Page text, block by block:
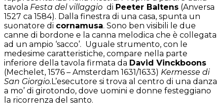
tavola Festa del villaggio di Peeter Baltens (Anversa
1527 ca 1584). Dalla finestra di una casa, spunta un
suonatore di cornamusa. Sono ben visibili le due
canne di bordone e la canna melodica che è collegata
ad un ampio ‘sacco’. Uguale strumento, con le
medesime caratteristiche, compare nella parte
inferiore della tavola firmata da David Vinckboons
(Mechelet, 1576 – Amsterdam 1631/1633) Kermesse di
San Giorgio. L’esecutore si trova al centro di una danza
a mo’ di girotondo, dove uomini e donne festeggiano
la ricorrenza del santo.